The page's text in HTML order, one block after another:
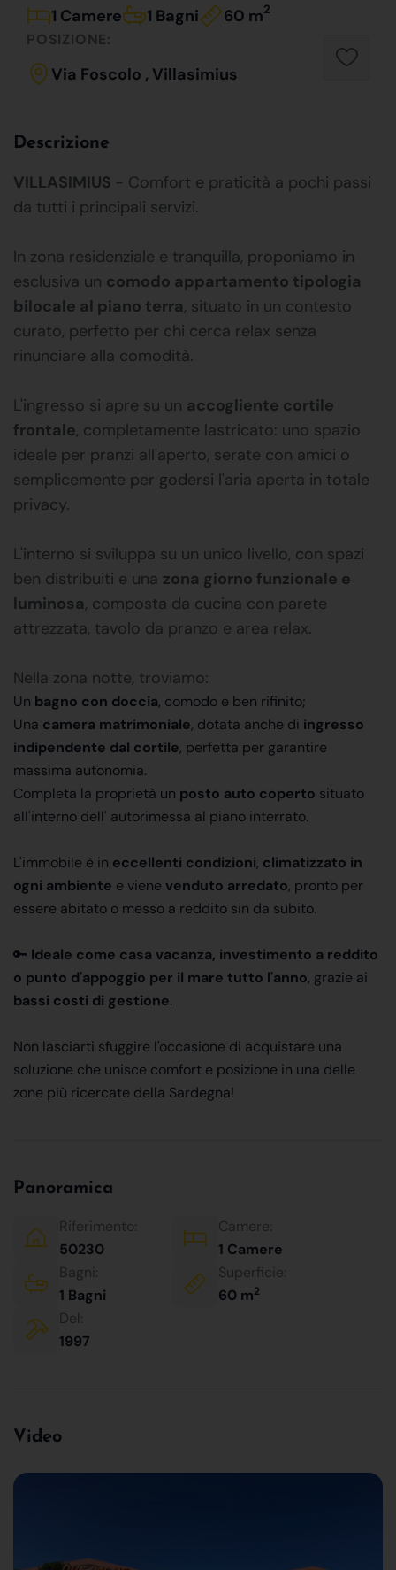
1 Camere 1 Bagni 60 m2
POSIZIONE:
Via Foscolo , Villasimius
Descrizione
VILLASIMIUS - Comfort e praticità a pochi passi
da tutti i principali servizi.
In zona residenziale e tranquilla, proponiamo in
esclusiva un comodo appartamento tipologia
bilocale al piano terra, situato in un contesto
curato, perfetto per chi cerca relax senza
rinunciare alla comodità.
L'ingresso si apre su un accogliente cortile
frontale, completamente lastricato: uno spazio
ideale per pranzi all'aperto, serate con amici o
semplicemente per godersi l'aria aperta in totale
privacy.
L'interno si sviluppa su un unico livello, con spazi
ben distribuiti e una zona giorno funzionale e
luminosa, composta da cucina con parete
attrezzata, tavolo da pranzo e area relax.
Nella zona notte, troviamo:
Un bagno con doccia, comodo e ben rifinito;
Una camera matrimoniale, dotata anche di ingresso
indipendente dal cortile, perfetta per garantire
massima autonomia.
Completa la proprietà un posto auto coperto situato
all'interno dell' autorimessa al piano interrato.
L'immobile è in eccellenti condizioni, climatizzato in
ogni ambiente e viene venduto arredato, pronto per
essere abitato o messo a reddito sin da subito.
🔑 Ideale come casa vacanza, investimento a reddito
o punto d'appoggio per il mare tutto l'anno, grazie ai
bassi costi di gestione.
Non lasciarti sfuggire l'occasione di acquistare una
soluzione che unisce comfort e posizione in una delle
zone più ricercate della Sardegna!
Panoramica
Riferimento:
50230
Camere:
1 Camere
Bagni:
1 Bagni
Superficie:
60 m2
Del:
1997
Video